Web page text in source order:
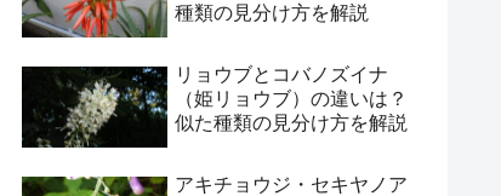
種類の見分け方を解説
リョウブとコバノズイナ
（姫リョウブ）の違いは？
似た種類の見分け方を解説
アキチョウジ・セキヤノア